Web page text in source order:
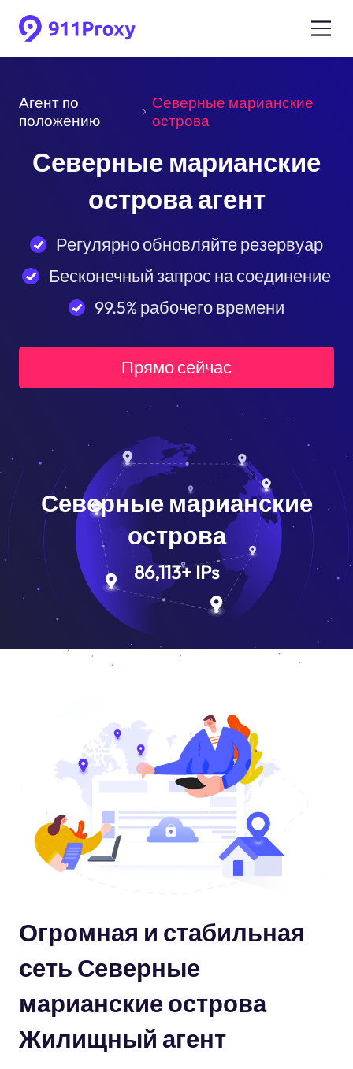
Агент по
положению
Северные марианские
острова
Северные марианские
острова агент
Регулярно обновляйте резервуар
Бесконечный запрос на соединение
99.5% рабочего времени
Прямо сейчас
Северные марианские
острова
86,113+IPs
Огромная и стабильная
сеть Северные
марианские острова
Жилищный агент